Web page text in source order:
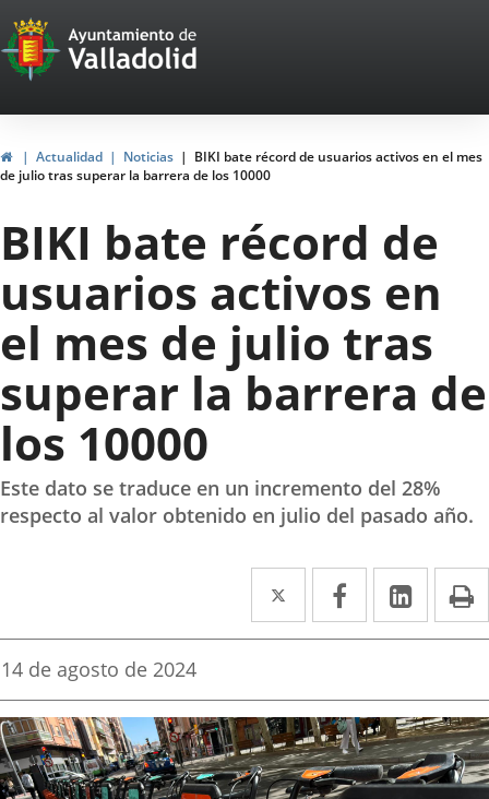
Portal
Web
del
Ayuntamiento
de
Valladolid
InicioActualidad Noticias
BIKI bate récord de usuarios activos en el mes
de julio tras superar la barrera de los 10000
BIKI bate récord de
usuarios activos en
el mes de julio tras
superar la barrera de
los 10000
Este dato se traduce en un incremento del 28%
respecto al valor obtenido en julio del pasado año.
Twitter
Enlace
a
aplicación
externa.
Facebook
Enlace
a
aplicación
externa.
Enlace
a
Fecha
la
noticia
14 de agosto de 2024